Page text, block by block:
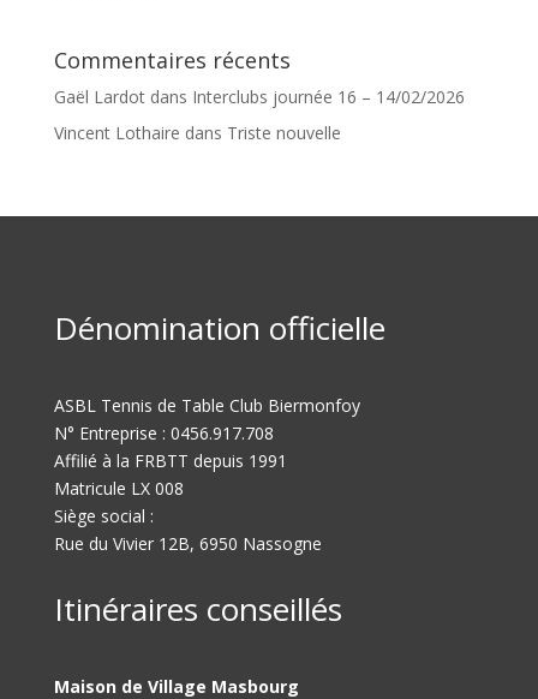
Commentaires récents
Gaël Lardotdans Interclubs journée 16 – 14/02/2026
Vincent Lothaire dans Triste nouvelle
Dénomination officielle
ASBL Tennis de Table Club Biermonfoy
N° Entreprise : 0456.917.708
Affilié à la FRBTT depuis 1991
Matricule LX 008
Siège social :
Rue du Vivier 12B, 6950 Nassogne
Itinéraires conseillés
Maison de Village Masbourg